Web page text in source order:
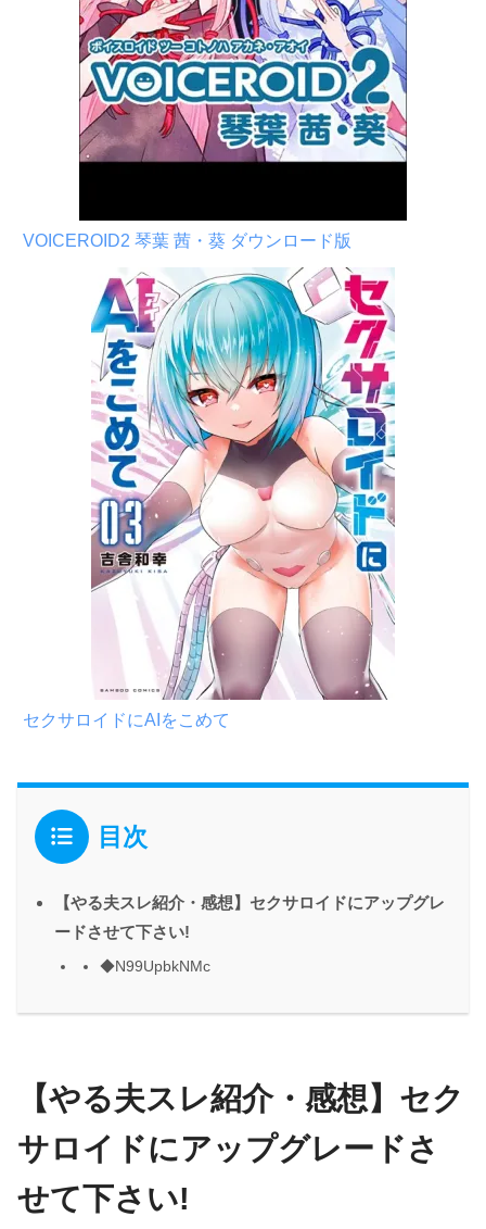
VOICEROID2 琴葉 茜・葵 ダウンロード版
セクサロイドにAIをこめて
目次
【やる夫スレ紹介・感想】セクサロイドにアップグレ
ードさせて下さい!
◆N99UpbkNMc
【やる夫スレ紹介・感想】セク
サロイドにアップグレードさ
せて下さい!